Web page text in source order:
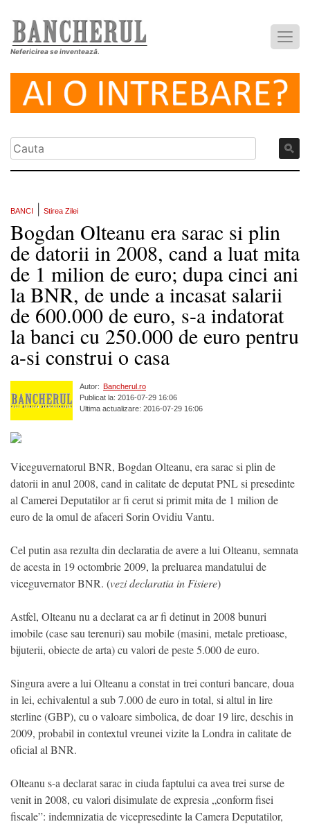
Nefericirea se inventează.
BANCI Stirea Zilei
Bogdan Olteanu era sarac si plin
de datorii in 2008, cand a luat mita
de 1 milion de euro; dupa cinci ani
la BNR, de unde a incasat salarii
de 600.000 de euro, s-a indatorat
la banci cu 250.000 de euro pentru
a-si construi o casa
Autor: Bancherul.ro
Publicat la: 2016-07-29 16:06
Ultima actualizare: 2016-07-29 16:06
Viceguvernatorul BNR, Bogdan Olteanu, era sarac si plin de
datorii in anul 2008, cand in calitate de deputat PNL si presedinte
al Camerei Deputatilor ar fi cerut si primit mita de 1 milion de
euro de la omul de afaceri Sorin Ovidiu Vantu.
Cel putin asa rezulta din declaratia de avere a lui Olteanu, semnata
de acesta in 19 octombrie 2009, la preluarea mandatului de
viceguvernator BNR. (vezi declaratia in Fisiere)
Astfel, Olteanu nu a declarat ca ar fi detinut in 2008 bunuri
imobile (case sau terenuri) sau mobile (masini, metale pretioase,
bijuterii, obiecte de arta) cu valori de peste 5.000 de euro.
Singura avere a lui Olteanu a constat in trei conturi bancare, doua
in lei, echivalentul a sub 7.000 de euro in total, si altul in lire
sterline (GBP), cu o valoare simbolica, de doar 19 lire, deschis in
2009, probabil in contextul vreunei vizite la Londra in calitate de
oficial al BNR.
Olteanu s-a declarat sarac in ciuda faptului ca avea trei surse de
venit in 2008, cu valori disimulate de expresia „conform fisei
fiscale”: indemnizatia de vicepresedinte la Camera Deputatilor,